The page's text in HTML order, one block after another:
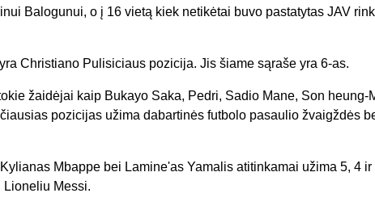
Balogunui, o į 16 vietą kiek netikėtai buvo pastatytas JAV
Christiano Pulisiciaus pozicija. Jis šiame sąraše yra 6-as.
žaidėjai kaip Bukayo Saka, Pedri, Sadio Mane, Son heung-
pozicijas užima dabartinės futbolo pasaulio žvaigždės
Mbappe bei Lamine'as Yamalis atitinkamai užima 5, 4
Messi.